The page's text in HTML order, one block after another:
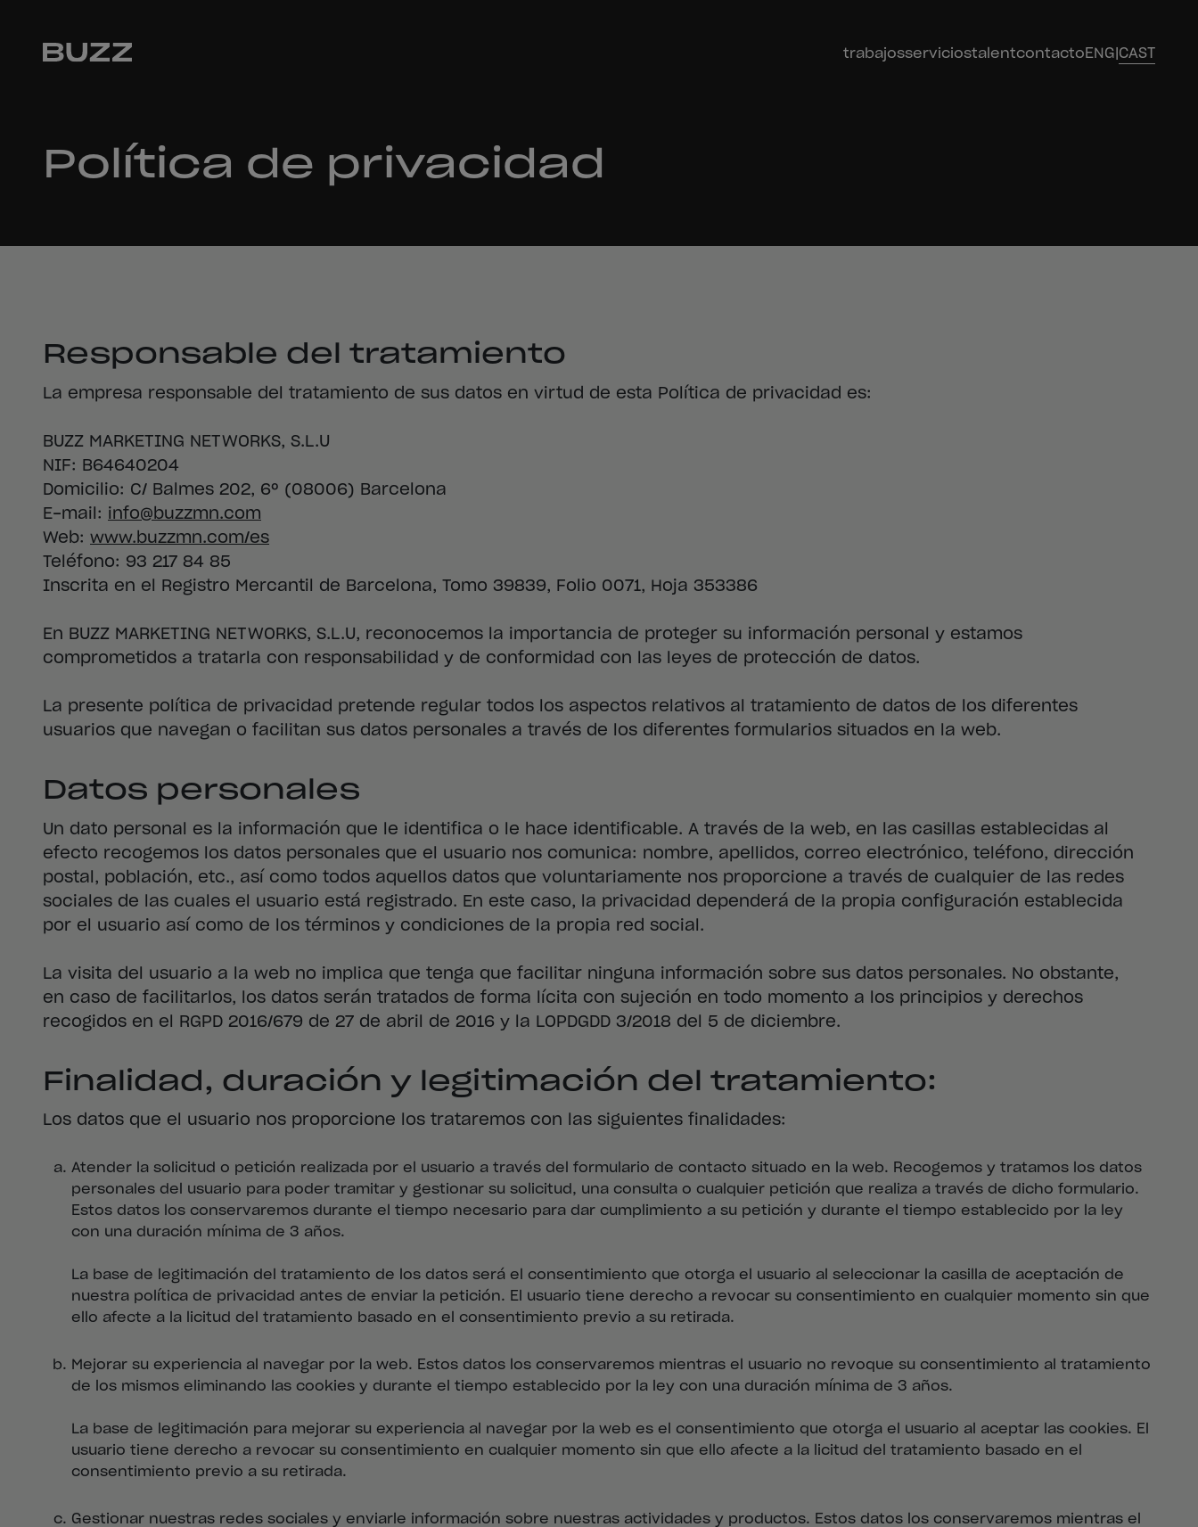
trabajosserviciostalentcontacto ENG CAST
Política de privacidad
Responsable del tratamiento
La empresa responsable del tratamiento de sus datos en virtud de esta Política de privacidad es:
BUZZ MARKETING NETWORKS, S.L.U
NIF: B64640204
Domicilio: C/ Balmes 202, 6º (08006) Barcelona
E-mail: info@buzzmn.com
Web: www.buzzmn.com/es
Teléfono: 93 217 84 85
Inscrita en el Registro Mercantil de Barcelona, Tomo 39839, Folio 0071, Hoja 353386
En BUZZ MARKETING NETWORKS, S.L.U, reconocemos la importancia de proteger su información personal y estamos
comprometidos a tratarla con responsabilidad y de conformidad con las leyes de protección de datos.
La presente política de privacidad pretende regular todos los aspectos relativos al tratamiento de datos de los diferentes
usuarios que navegan o facilitan sus datos personales a través de los diferentes formularios situados en la web.
Datos personales
Un dato personal es la información que le identifica o le hace identificable. A través de la web, en las casillas establecidas al
efecto recogemos los datos personales que el usuario nos comunica: nombre, apellidos, correo electrónico, teléfono, dirección
postal, población, etc., así como todos aquellos datos que voluntariamente nos proporcione a través de cualquier de las redes
sociales de las cuales el usuario está registrado. En este caso, la privacidad dependerá de la propia configuración establecida
por el usuario así como de los términos y condiciones de la propia red social.
La visita del usuario a la web no implica que tenga que facilitar ninguna información sobre sus datos personales. No obstante,
en caso de facilitarlos, los datos serán tratados de forma lícita con sujeción en todo momento a los principios y derechos
recogidos en el RGPD 2016/679 de 27 de abril de 2016 y la LOPDGDD 3/2018 del 5 de diciembre.
Finalidad, duración y legitimación del tratamiento:
Los datos que el usuario nos proporcione los trataremos con las siguientes finalidades:
Atender la solicitud o petición realizada por el usuario a través del formulario de contacto situado en la web. Recogemos y tratamos los datos
personales del usuario para poder tramitar y gestionar su solicitud, una consulta o cualquier petición que realiza a través de dicho formulario.
Estos datos los conservaremos durante el tiempo necesario para dar cumplimiento a su petición y durante el tiempo establecido por la ley
con una duración mínima de 3 años.
La base de legitimación del tratamiento de los datos será el consentimiento que otorga el usuario al seleccionar la casilla de aceptación de
nuestra política de privacidad antes de enviar la petición. El usuario tiene derecho a revocar su consentimiento en cualquier momento sin que
ello afecte a la licitud del tratamiento basado en el consentimiento previo a su retirada.
Mejorar su experiencia al navegar por la web. Estos datos los conservaremos mientras el usuario no revoque su consentimiento al tratamiento
de los mismos eliminando las cookies y durante el tiempo establecido por la ley con una duración mínima de 3 años.
La base de legitimación para mejorar su experiencia al navegar por la web es el consentimiento que otorga el usuario al aceptar las cookies. El
usuario tiene derecho a revocar su consentimiento en cualquier momento sin que ello afecte a la licitud del tratamiento basado en el
consentimiento previo a su retirada.
Gestionar nuestras redes sociales y enviarle información sobre nuestras actividades y productos. Estos datos los conservaremos mientras el